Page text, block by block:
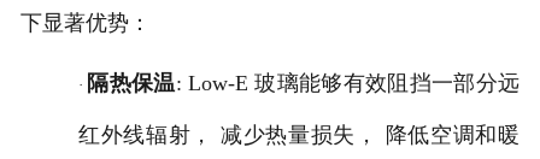
下显著优势：
· 隔热保温: Low-E 玻璃能够有效阻挡一部分远
红外线辐射， 减少热量损失， 降低空调和暖